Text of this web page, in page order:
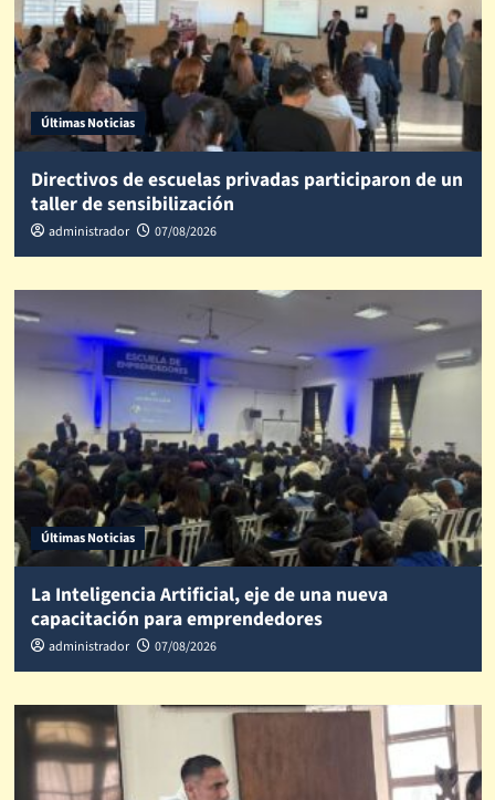
Últimas Noticias
Directivos de escuelas privadas participaron de un
taller de sensibilización
administrador 07/08/2026
Últimas Noticias
La Inteligencia Artificial, eje de una nueva
capacitación para emprendedores
administrador 07/08/2026